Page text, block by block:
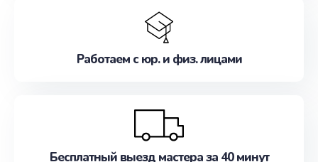
Работаем с юр. и физ. лицами
Бесплатный выезд мастера за 40 минут